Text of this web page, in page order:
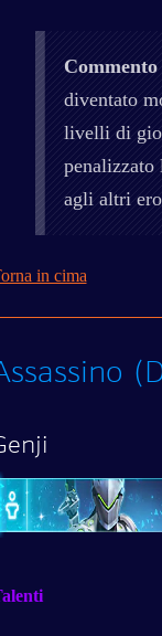
diventato
livelli di
penalizzato
agli altri
in cima